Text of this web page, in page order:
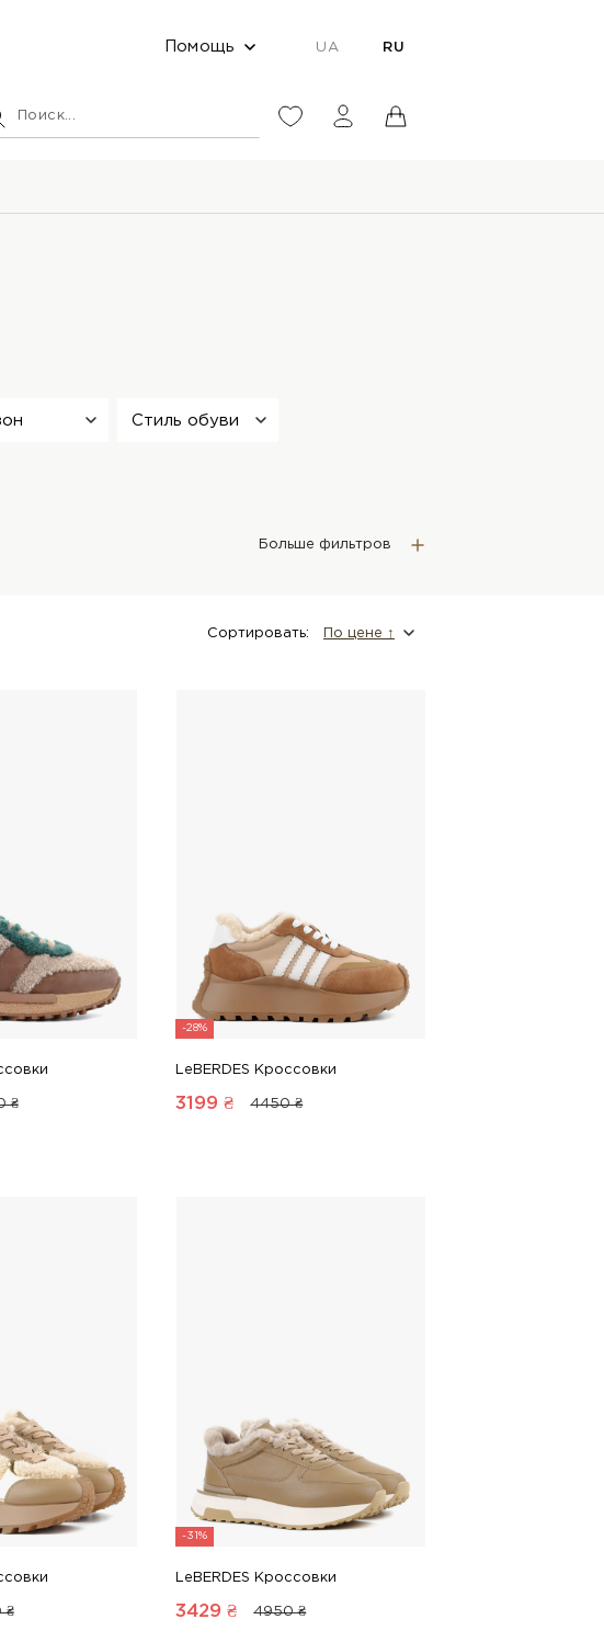
Помощь UA RU
Стиль обуви
Больше фильтров
Сортировать: По цене ↑
₴
-28%
LeBERDES Кроссовки
3199 ₴ 4450 ₴
₴
-31%
LeBERDES Кроссовки
3429 ₴ 4950 ₴